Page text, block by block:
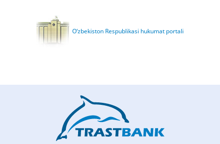
O‘zbekiston Respublikasi hukumat portali